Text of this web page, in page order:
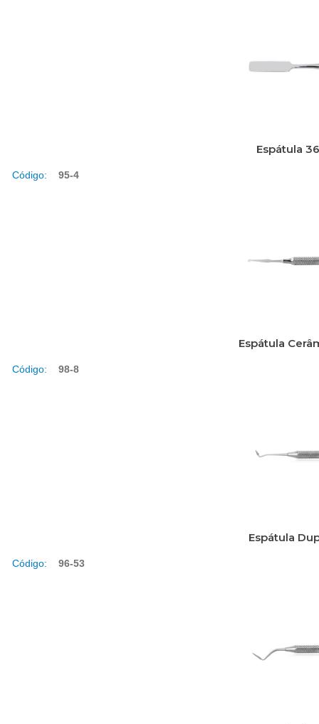
Espátula
Código: 95-4
Espátula
Código: 98-8
Espátula
Código: 96-53